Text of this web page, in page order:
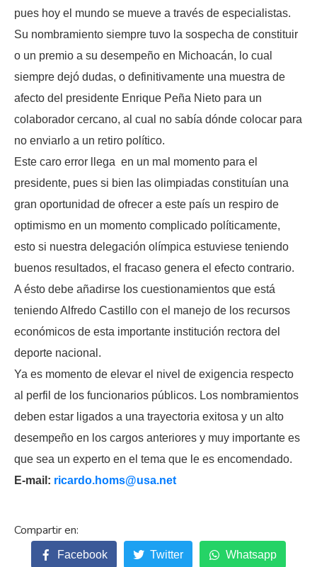
pues hoy el mundo se mueve a través de especialistas.
Su nombramiento siempre tuvo la sospecha de constituir
o un premio a su desempeño en Michoacán, lo cual
siempre dejó dudas, o definitivamente una muestra de
afecto del presidente Enrique Peña Nieto para un
colaborador cercano, al cual no sabía dónde colocar para
no enviarlo a un retiro político.
Este caro error llega en un mal momento para el
presidente, pues si bien las olimpiadas constituían una
gran oportunidad de ofrecer a este país un respiro de
optimismo en un momento complicado políticamente,
esto si nuestra delegación olímpica estuviese teniendo
buenos resultados, el fracaso genera el efecto contrario.
A ésto debe añadirse los cuestionamientos que está
teniendo Alfredo Castillo con el manejo de los recursos
económicos de esta importante institución rectora del
deporte nacional.
Ya es momento de elevar el nivel de exigencia respecto
al perfil de los funcionarios públicos. Los nombramientos
deben estar ligados a una trayectoria exitosa y un alto
desempeño en los cargos anteriores y muy importante es
que sea un experto en el tema que le es encomendado.
E-mail: ricardo.homs@usa.net
Facebook Twitter Whatsapp